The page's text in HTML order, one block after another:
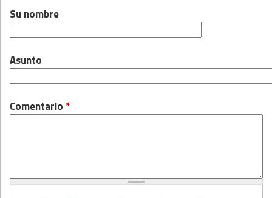
Su nombre
Asunto
Comentario *